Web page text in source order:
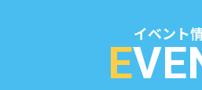
イベント
E